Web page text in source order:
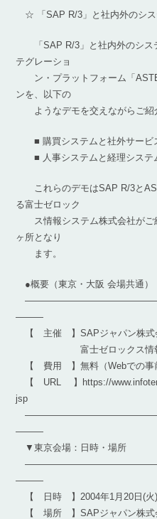
☆ 「SAP R/3」と社内外のシ
「SAP R/3」と社内外のシス
テグレーショ
ン・プラットフォーム「
ンを、以下の
ようなデモを交えながらご紹
■ 購買システムと社外サービ
■ 人事システムと経理システ
これらのデモはSAP R/3と
る富士ゼロック
ス情報システム株式会社がご
ヶ所となり
ます。
●概要（東京・大阪 会場共通）
―――
【 主催 】SAPジャパン株式
富士ゼロックス情報シ
【 費用 】無料（Webでの事
【 URL 】https://
jsp
―――
▼東京会場：日時・場所
―――
【 日時 】2004年1月20日(火)
【 場所 】SAPジャパン株式